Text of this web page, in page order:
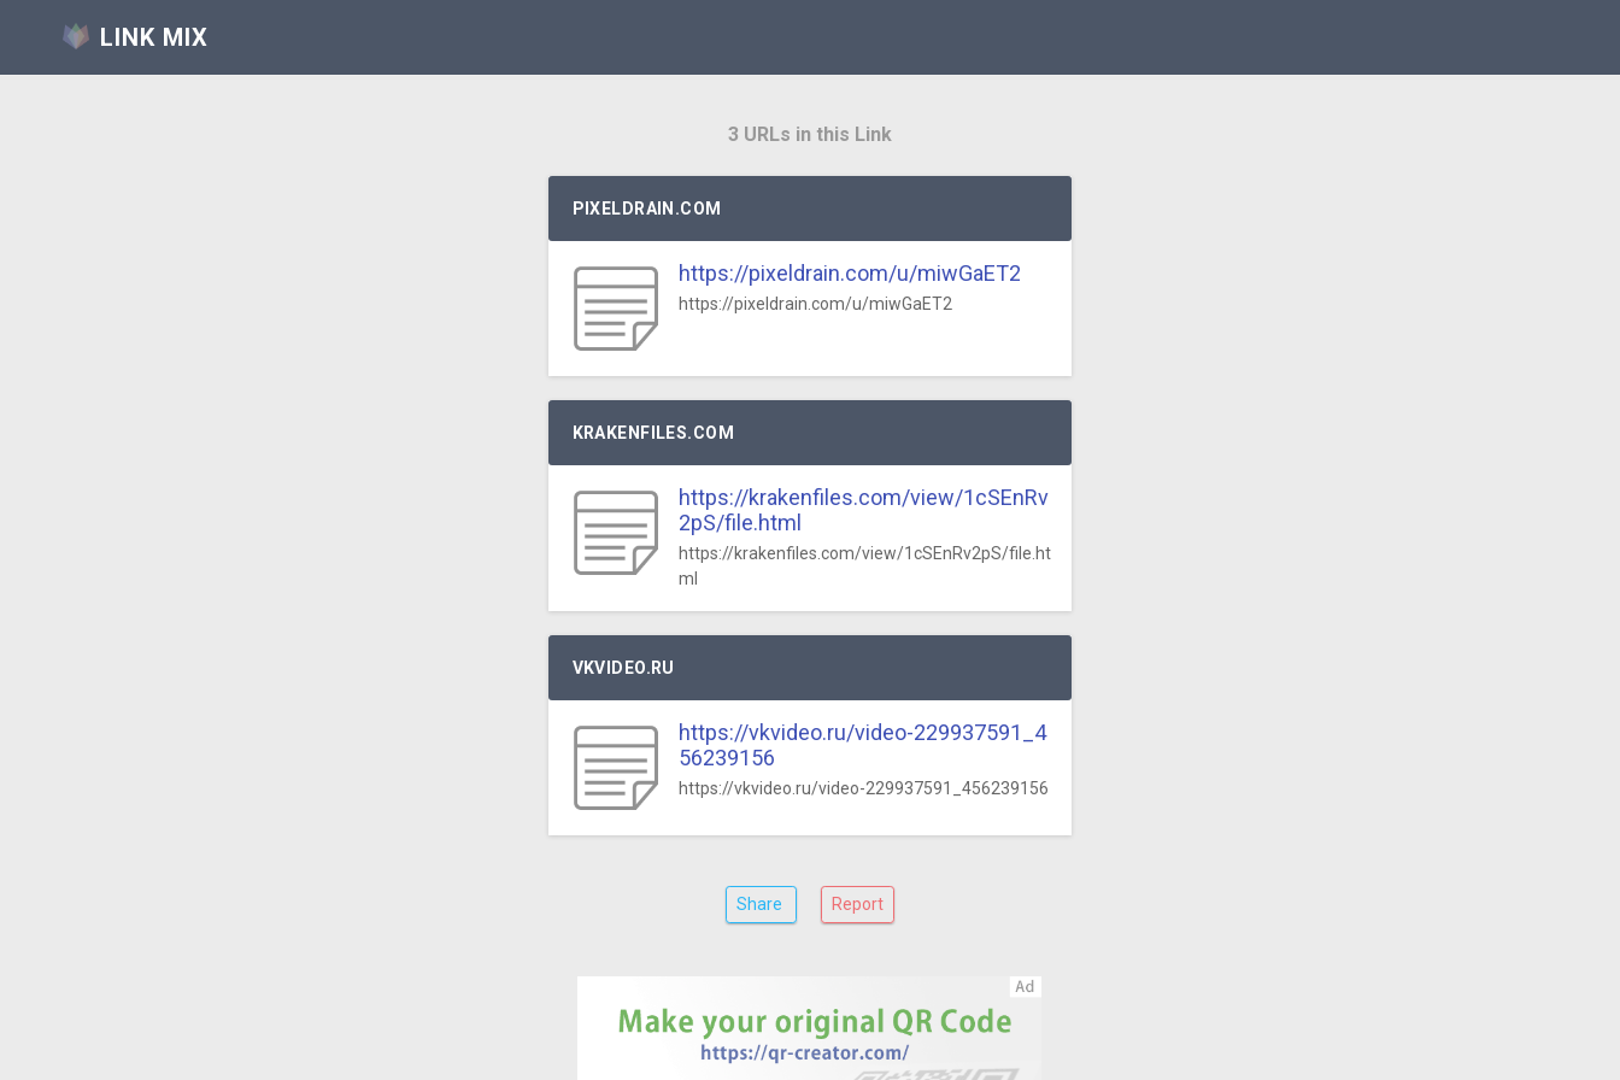
LINK MIX
3 URLs in this Link
PIXELDRAIN.COM
https://pixeldrain.com/u/miwGaET2
https://pixeldrain.com/u/miwGaET2
KRAKENFILES.COM
https://krakenfiles.com/view/1cSEnRv
2pS/file.html
https://krakenfiles.com/view/1cSEnRv2pS/file.ht
ml
VKVIDEO.RU
https://vkvideo.ru/video-229937591_4
56239156
https://vkvideo.ru/video-229937591_456239156
Share Report